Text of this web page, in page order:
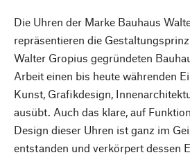
Die Uhren der Marke Bauhaus
repräsentieren die
Walter Gropius gegründeten
Arbeit einen bis heute währenden
Kunst, Grafikdesign,
ausübt. Auch das klare, auf
Design dieser Uhren ist ganz im
entstanden und verkörpert dessen